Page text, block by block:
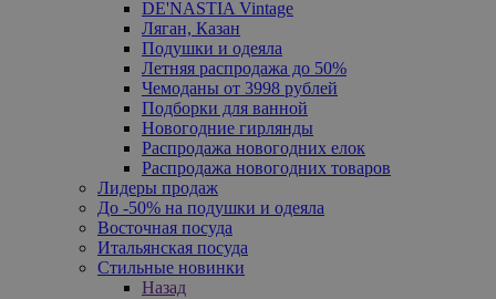
DE'NASTIA Vintage
Ляган, Казан
Подушки и одеяла
Летняя распродажа до 50%
Чемоданы от 3998 рублей
Подборки для ванной
Новогодние гирлянды
Распродажа новогодних елок
Распродажа новогодних товаров
Лидеры продаж
До -50% на подушки и одеяла
Восточная посуда
Итальянская посуда
Стильные новинки
Назад